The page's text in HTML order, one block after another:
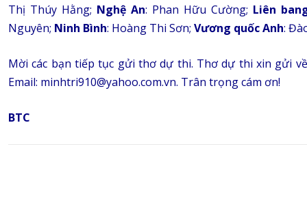
Thị Thúy Hằng; Nghệ An: Phan Hữu Cường; Liên
Nguyên; Ninh Bình: Hoàng Thi Sơn; Vương quốc Anh:
Mời các bạn tiếp tục gửi thơ dự thi. Thơ dự thi xin gửi
Email: minhtri910@yahoo.com.vn. Trân trọng cám ơn!
BTC